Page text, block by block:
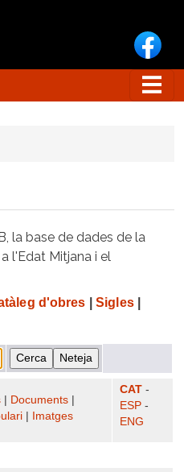
la base de dades de la
l'Edat Mitjana i el
d'obres Sigles|
Documents
Imatges
CAT -
ESP -
ENG